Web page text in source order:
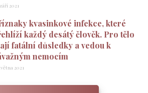
2021
kvasinkové infekce, které
každý desátý člověk. Pro tělo
fatální důsledky a vedou k
nemocím
2021